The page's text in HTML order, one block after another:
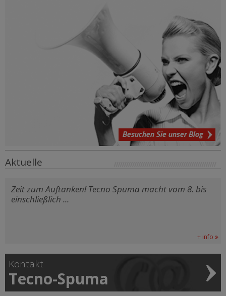
Besuchen Sie unser Blog
Aktuelle
Zeit zum Auftanken! Tecno Spuma macht vom 8. bis
einschließlich ...
+ info
Kontakt
Tecno-Spuma